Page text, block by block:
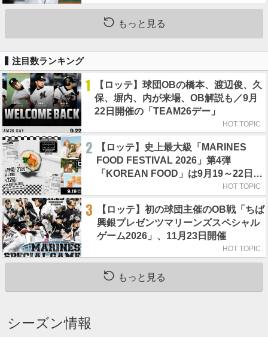
もっと見る
注目数ランキング
1
【ロッテ】球団OBの橋本、渡辺俊、久
保、塀内、内が来場、OB解説も／9月
22日開催の「TEAM26デー」
HOT TOPIC
2
【ロッテ】史上最大級「MARINES
FOOD FESTIVAL 2026」第4弾
「KOREAN FOOD」は9月19～22日／
HOT TOPIC
3
【ロッテ】初の球団主催のOB戦「ちば
興銀プレゼンツマリーンズスペシャル
ゲーム2026」、11月23日開催
HOT TOPIC
もっと見る
シーズン情報